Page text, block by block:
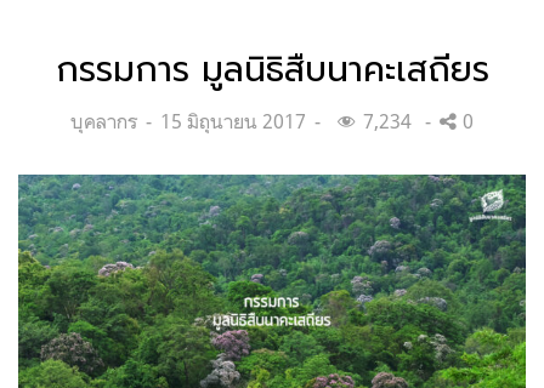
กรรมการ มูลนิธิสืบนาคะเสถียร
Categories:
บุคลากร
Posted
15 มิถุนายน 2017 7,234 0